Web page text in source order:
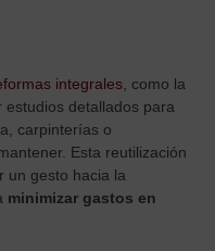
integrales , como la
detallados para
carpinterías o
Esta reutilización
un gesto hacia la
minimizar gastos en